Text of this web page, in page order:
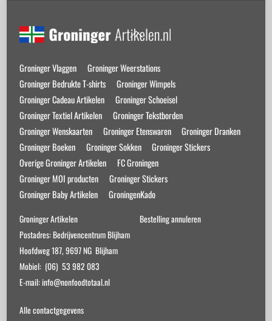
Back
Top
Groninger Vlaggen
Groninger Weerstations
Groninger Bedrukte T-shirts
Groninger Wimpels
Groninger Cadeau Artikelen
Groninger Schoeisel
Groninger Textiel Artikelen
Groninger Tekstborden
Groninger Wenskaarten
Groninger Etenswaren
Groninger Dranken
Groninger Boeken
Groninger Sokken
Groninger Stickers
Overige Groninger Artikelen
FC Groningen
Groninger MOI producten
Groninger Stickers
Groninger Baby Artikelen
GroningenKado
Groninger Artikelen
Postadres: Bedrijvencentrum Blijham
Hoofdweg 187, 9697 NG Blijham
Mobiel: (06) 53 982 083
E-mail: info@nonfoodtotaal.nl
Alle contactgegevens
Bestelling annuleren